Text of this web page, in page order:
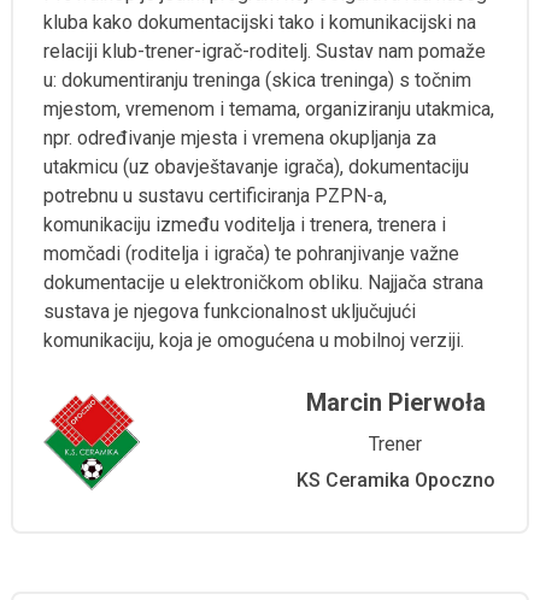
kluba kako dokumentacijski tako i komunikacijski na
relaciji klub-trener-igrač-roditelj. Sustav nam pomaže
u: dokumentiranju treninga (skica treninga) s točnim
mjestom, vremenom i temama, organiziranju utakmica,
npr. određivanje mjesta i vremena okupljanja za
utakmicu (uz obavještavanje igrača), dokumentaciju
potrebnu u sustavu certificiranja PZPN-a,
komunikaciju između voditelja i trenera, trenera i
momčadi (roditelja i igrača) te pohranjivanje važne
dokumentacije u elektroničkom obliku. Najjača strana
sustava je njegova funkcionalnost uključujući
komunikaciju, koja je omogućena u mobilnoj verziji.
Marcin Pierwoła
Trener
KS Ceramika Opoczno